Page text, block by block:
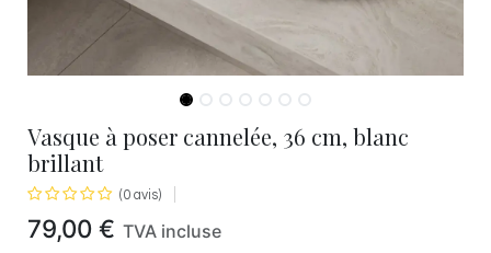
Vasque à poser cannelée, 36 cm, blanc
brillant
(0 avis)
79,00 € TVA incluse